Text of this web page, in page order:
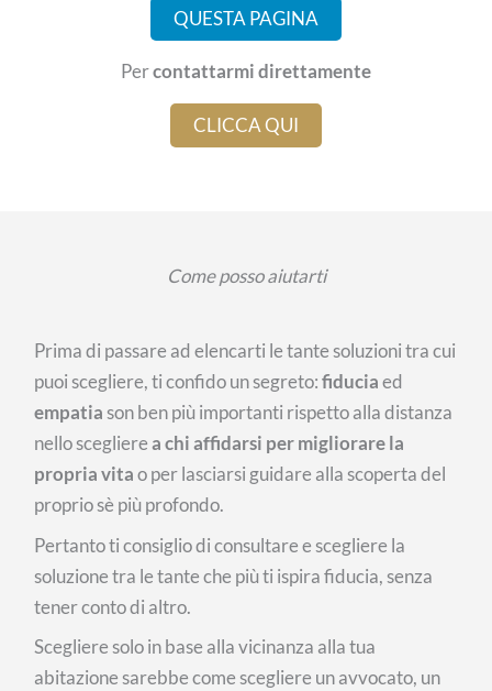
QUESTA PAGINA
Percontattarmi direttamente
CLICCA QUI
Come posso aiutarti
Prima di passare ad elencarti le tante soluzioni tra cui
puoi scegliere, ti confido un segreto:fiduciaed
empatiason ben più importanti rispetto alla distanza
nello sceglierea chi affidarsi per migliorare la
propria vitao per lasciarsi guidare alla scoperta del
proprio sè più profondo.
Pertanto ti consiglio di consultare e scegliere la
soluzione tra le tante che più ti ispira fiducia, senza
tener conto di altro.
Scegliere solo in base alla vicinanza alla tua
abitazione sarebbe come scegliere un avvocato, un